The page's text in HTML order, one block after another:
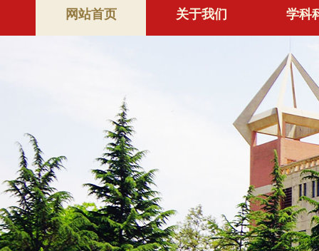
网站首页 关于我们 学科